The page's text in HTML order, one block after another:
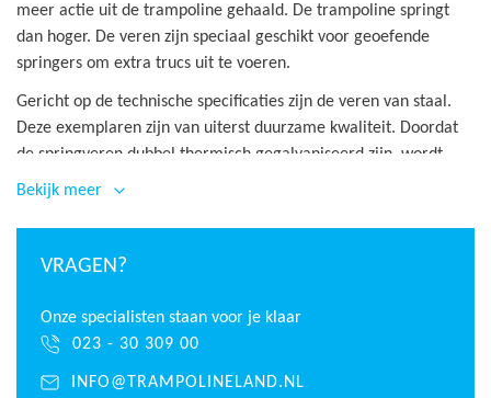
meer actie uit de trampoline gehaald. De trampoline springt
dan hoger. De veren zijn speciaal geschikt voor geoefende
springers om extra trucs uit te voeren.
Gericht op de technische specificaties zijn de veren van staal.
Deze exemplaren zijn van uiterst duurzame kwaliteit. Doordat
de springveren dubbel thermisch gegalvaniseerd zijn, wordt
roestvorming zoveel mogelijk voorkomen. De 17,5/17,8 cm
langer mee.
Om de juiste lengte van uw trampoline veren te bepalen,
halen. Meet de lengte op van uiteinde haak tot en uiteinde haak
in niet gespannen toestand.
Deze Pro-Line Sport Edition veren passen doorgaans op ronde
Bekijk meer
VRAGEN?
Onze specialisten staan voor je klaar
023 - 30 309 00
INFO@TRAMPOLINELAND.NL